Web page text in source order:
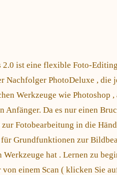
2.0 ist eine flexible Foto-
Nachfolger PhotoDeluxe , die
Werkzeuge wie Photoshop ,
Anfänger. Da es nur einen
Fotobearbeitung in die
Grundfunktionen zur
Werkzeuge hat . Lernen zu
einem Scan ( klicken Sie